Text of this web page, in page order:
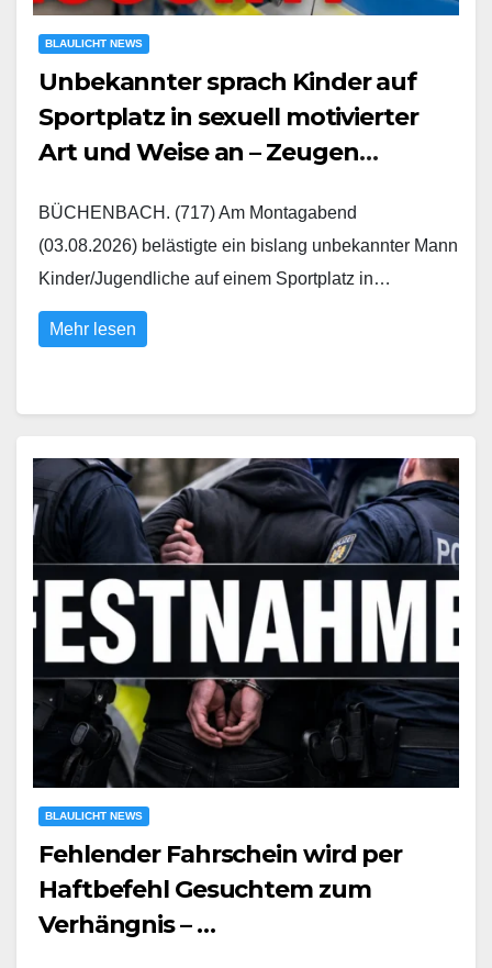
BLAULICHT NEWS
Unbekannter sprach Kinder auf
Sportplatz in sexuell motivierter
Art und Weise an – Zeugen
BÜCHENBACH. (717) Am Montagabend
(03.08.2026) belästigte ein bislang unbekannter Mann
Kinder/Jugendliche auf einem Sportplatz in…
Mehr lesen
BLAULICHT NEWS
Fehlender Fahrschein wird per
Haftbefehl Gesuchtem zum
Verhängnis – …